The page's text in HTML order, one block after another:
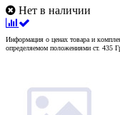
Нет в наличии
Информация о ценах товара и
определяемом положениями ст. 435